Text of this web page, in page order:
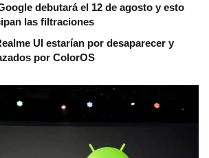
debutará el 12 de agosto y esto
las filtraciones
UI estarían por desaparecer y
por ColorOS